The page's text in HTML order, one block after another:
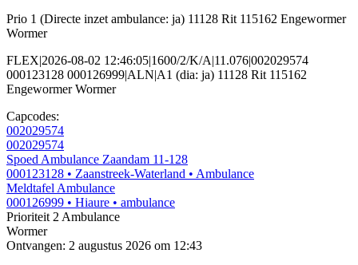
Prio 1 (Directe inzet ambulance: ja) 11128 Rit 115162 Engewormer
Wormer
FLEX|2026-08-02 12:46:05|1600/2/K/A|11.076|002029574
000123128 000126999|ALN|A1 (dia: ja) 11128 Rit 115162
Engewormer Wormer
Capcodes:
002029574
002029574
Spoed Ambulance Zaandam 11-128
000123128 • Zaanstreek-Waterland • Ambulance
Meldtafel Ambulance
000126999 • Hiaure • ambulance
Prioriteit 2Ambulance
Wormer
Ontvangen: 2 augustus 2026 om 12:43